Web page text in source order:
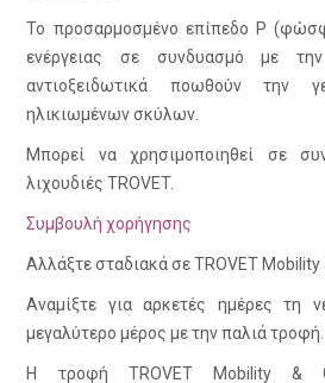
Το προσαρμοσμένο επίπεδο P
ενέργειας σε συνδυασμό με
αντιοξειδωτικά ποωθούν την
ηλικιωμένων σκύλων.
Μπορεί να χρησιμοποιηθεί σε
λιχουδιές TROVET.
Συμβουλή χορήγησης
Αλλάξτε σταδιακά σε TROVET Mobility
Αναμίξτε για αρκετές ημέρες τη
μεγαλύτερο μέρος με την παλιά τροφή.
Η τροφή TROVET Mobility &